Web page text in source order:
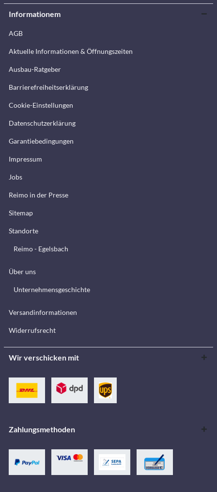
Informationem
AGB
Aktuelle Informationen & Öffnungszeiten
Ausbau-Ratgeber
Barrierefreiheitserklärung
Cookie-Einstellungen
Datenschutzerklärung
Garantiebedingungen
Impressum
Jobs
Reimo in der Presse
Sitemap
Standorte
Reimo - Egelsbach
Über uns
Unternehmensgeschichte
Versandinformationen
Widerrufsrecht
Wir verschicken mit
Zahlungsmethoden